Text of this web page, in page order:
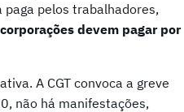
paga pelos trabalhadores,
devem pagar por
A CGT convoca a greve
não há manifestações,